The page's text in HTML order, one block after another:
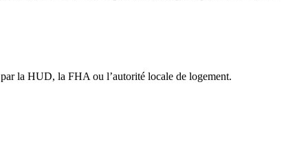
la HUD, la FHA ou l’autorité locale de logement.